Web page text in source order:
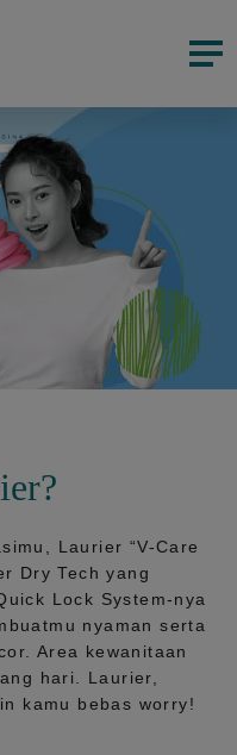
Laurier “V-Care
Dry Tech yang
Lock System-nya
nyaman serta
Area kewanitaan
hari.
Laurier,
kamu bebas worry!